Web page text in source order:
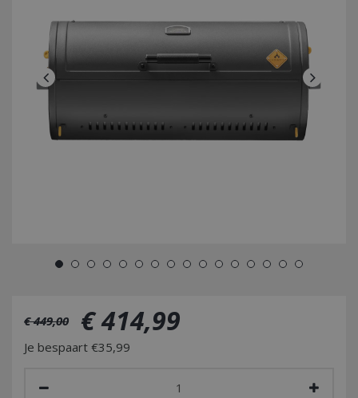
€ 449,00 €414,99
Je bespaart €35,99